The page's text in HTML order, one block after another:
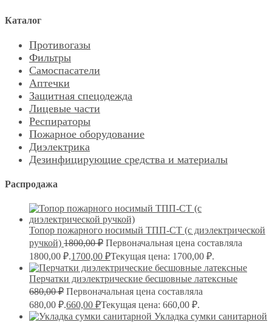
Каталог
Противогазы
Фильтры
Самоспасатели
Аптечки
Защитная спецодежда
Лицевые части
Респираторы
Пожарное оборудование
Диэлектрика
Дезинфицирующие средства и материалы
Распродажа
Топор пожарного носимый ТПП-СТ (с диэлектрической
ручкой) 1800,00₽ Первоначальная цена составляла
1800,00 ₽.1700,00 ₽Текущая цена: 1700,00 ₽.
Перчатки диэлектрические бесшовные латексные
680,00₽ Первоначальная цена составляла
680,00 ₽.660,00 ₽Текущая цена: 660,00 ₽.
Укладка сумки санитарной